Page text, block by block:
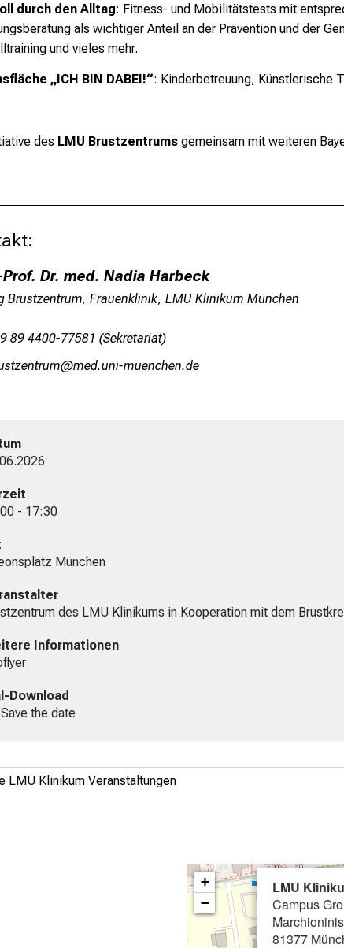
durch den Alltag: Fitness- und Mobilitätstests mit
als wichtiger Anteil an der Prävention und der
und vieles mehr.
„ICH BIN DABEI!“: Kinderbetreuung, Künstlerische
des LMU Brustzentrums gemeinsam mit weiteren
Prof. Dr. med. Nadia Harbeck
Brustzentrum, Frauenklinik, LMU Klinikum München
89 4400-77581 (Sekretariat)
vim fulhvfiuyziutmi
- 17:30
München
des LMU Klinikums in Kooperation mit dem
Informationen
Download
Save the date
LMU Klinikum Veranstaltungen
LMU
Campus
81377
+
−